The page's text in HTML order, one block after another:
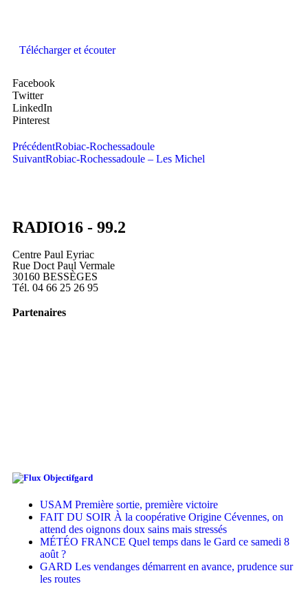
Télécharger et écouter
Facebook
Twitter
LinkedIn
Pinterest
PrécédentRobiac-Rochessadoule
SuivantRobiac-Rochessadoule – Les Michel
RADIO16 - 99.2
Centre Paul Eyriac
Rue Doct Paul Vermale
30160 BESSÈGES
Tél. 04 66 25 26 95
Partenaires
Objectifgard
USAM Première sortie, première victoire
FAIT DU SOIR À la coopérative Origine Cévennes, on
attend des oignons doux sains mais stressés
MÉTÉO FRANCE Quel temps dans le Gard ce samedi 8
août ?
GARD Les vendanges démarrent en avance, prudence sur
les routes